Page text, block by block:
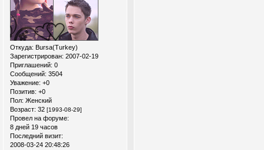
Откуда: Bursa(Turkey)
Зарегистрирован: 2007-02-19
Приглашений: 0
Сообщений: 3504
Уважение: +0
Позитив: +0
Пол: Женский
Возраст: 32 [1993-08-29]
Провел на форуме:
8 дней 19 часов
Последний визит:
2008-03-24 20:48:26